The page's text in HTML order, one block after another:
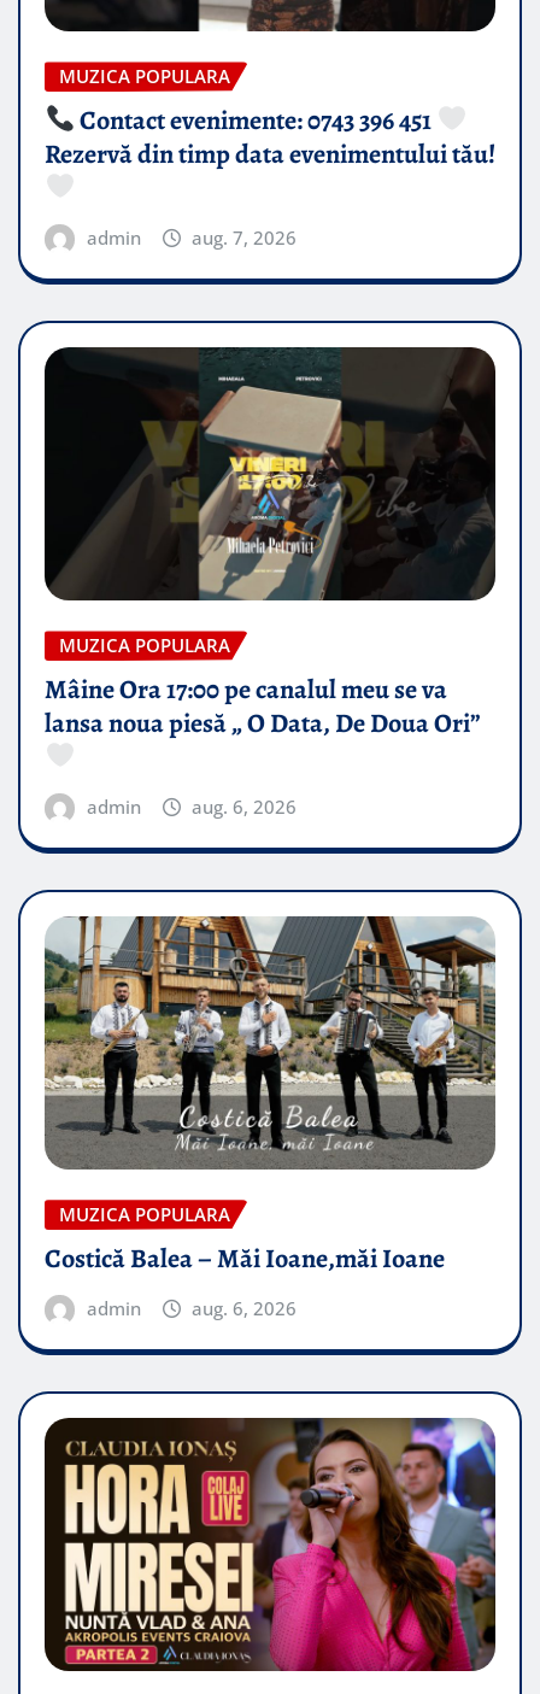
MUZICA POPULARA
Contact evenimente: 0743 396 451
Rezervă din timp data evenimentului tău!
admin aug. 7, 2026
MUZICA POPULARA
Mâine Ora 17:00 pe canalul meu se va
lansa noua piesă „ O Data, De Doua Ori”
admin aug. 6, 2026
MUZICA POPULARA
Costică Balea – Măi Ioane,măi Ioane
admin aug. 6, 2026